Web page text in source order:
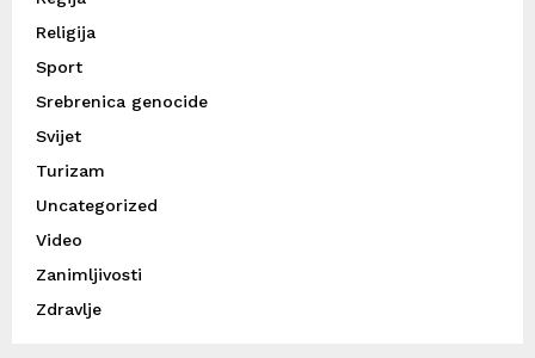
Religija
Sport
Srebrenica genocide
Svijet
Turizam
Uncategorized
Video
Zanimljivosti
Zdravlje